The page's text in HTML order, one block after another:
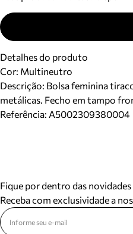
Detalhes do produto
Cor: Multineutro
Descrição: Bolsa feminina
metálicas. Fecho em tampo
Referência: A5002309380004
Fique por dentro das novidades
Receba com exclusividade a